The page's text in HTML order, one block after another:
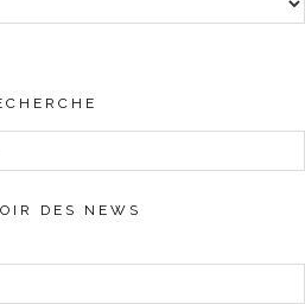
DES NEWS